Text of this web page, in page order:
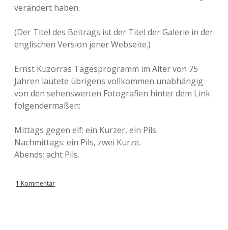
verändert haben.
(Der Titel des Beitrags ist der Titel der Galerie in der
englischen Version jener Webseite.)
Ernst Kuzorras Tagesprogramm im Alter von 75
Jahren lautete übrigens vollkommen unabhängig
von den sehenswerten Fotografien hinter dem Link
folgendermaßen:
Mittags gegen elf: ein Kurzer, ein Pils.
Nachmittags: ein Pils, zwei Kurze.
Abends: acht Pils.
1 Kommentar